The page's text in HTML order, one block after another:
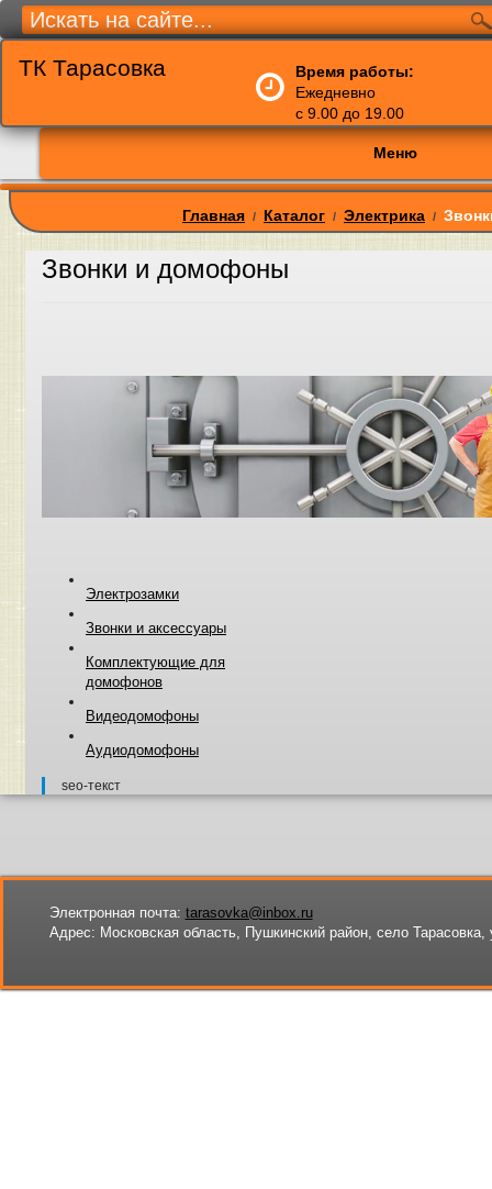
ТК Тарасовка
Время работы:
Ежедневно
с 9.00 до 19.00
Меню
Главная / Каталог / Электрика /
Звонки и домофоны
Электрозамки
Звонки и аксессуары
Комплектующие для
домофонов
Видеодомофоны
Аудиодомофоны
seo-текст
Электронная почта: tarasovka@inbox.ru
Адрес: Московская область, Пушкинский район, село